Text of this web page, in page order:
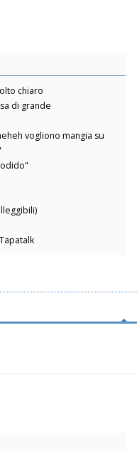
chiaro
di grande
vogliono mangia su